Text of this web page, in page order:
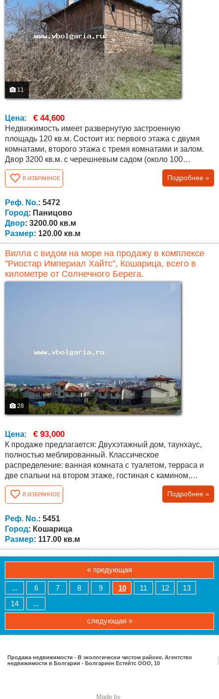
11
Цена: € 44,600
Недвижимость имеет развернутую застроенную
площадь 120 кв.м. Состоит из: первого этажа с двумя
комнатами, второго этажа с тремя комнатами и залом.
Двор 3200 кв.м. с черешневым садом (около 100
деревьев) и прекрасным видом. Село Паницово
находится в горах, в 16 км от города Обзор и моря и в 50
км от города Бургас. Село относится к Бургасской
области. Высота над уровнем моря - 300 метров. Из
деревни открывается очень красивый панорамный...
В ИЗБРАННОЕ Подробнее »
Реф. No.: 5472
Город: Паницово
Двор: 3200.00 кв.м
Размер: 120.00 кв.м
Вилла с видом на море на продажу в комплексе
”Риостар Империал Хайтс”, Кошарица, всего в
километре от Солнечного Берега.
28
Цена: € 93,000
К продаже предлагается: Двухэтажный дом, таунхаус,
полностью меблированный. Классическое
распределение: ванная комната с туалетом, терраса и
две спальни на втором этаже, гостиная с камином,
ванная комната с туалетом и кухня на первом этаже.
Общая площадь составляет 117 кв.м. Описание объекта:
Дом находится в закрытом комплексе с охраной на
закрытой территории. Для удобства владельцев
недвижимости предлагается бассейн,...
В ИЗБРАННОЕ Подробнее »
Реф. No.: 5451
Город: Кошарица
Размер: 117.00 кв.м
« предующая
... 6 7 8 9 10 11 12
13
14
...
следующая »
Продажа недвижимости - В экологически чистом районе. Агентство
недвижимости в Болгарии - Болгариен Естейтс ООО, 10
Made by